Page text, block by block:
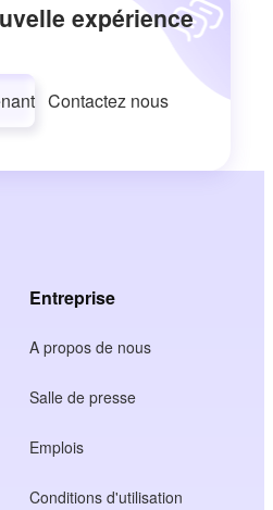
expérience
Contactez nous
Entreprise
A propos de nous
Salle de presse
Emplois
Conditions d'utilisation